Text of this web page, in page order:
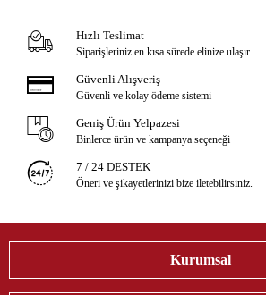
Hızlı Teslimat
Siparişleriniz en kısa sürede elinize ulaşır.
Güvenli Alışveriş
Güvenli ve kolay ödeme sistemi
Geniş Ürün Yelpazesi
Binlerce ürün ve kampanya seçeneği
7 / 24 DESTEK
Öneri ve şikayetlerinizi bize iletebilirsiniz.
Kurumsal